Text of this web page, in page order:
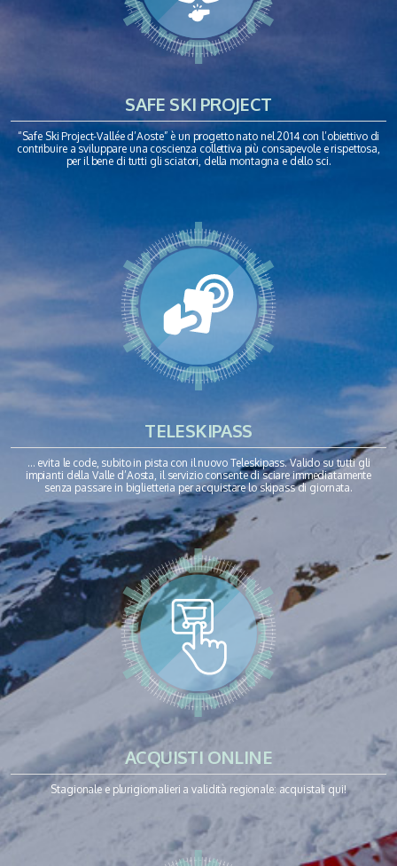
SAFE SKI PROJECT
“Safe Ski Project-Vallée d’Aoste” è un progetto nato nel 2014 con l’obiettivo di
contribuire a sviluppare una coscienza collettiva più consapevole e rispettosa,
per il bene di tutti gli sciatori, della montagna e dello sci.
TELESKIPASS
… evita le code, subito in pista con il nuovo Teleskipass. Valido su tutti gli
impianti della Valle d’Aosta, il servizio consente di sciare immediatamente
senza passare in biglietteria per acquistare lo skipass di giornata.
ACQUISTI ONLINE
Stagionale e plurigiornalieri a validità regionale: acquistali qui!